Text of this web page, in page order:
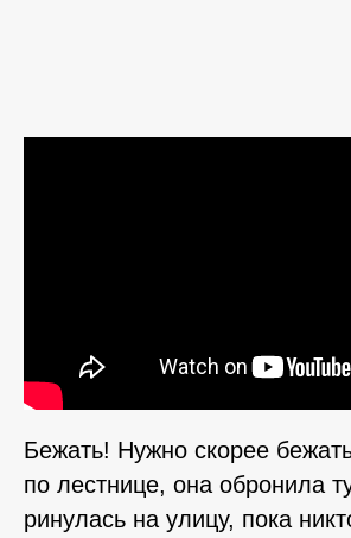
Бежать! Нужно скорее
по лестнице, она обронила
ринулась на улицу, пока